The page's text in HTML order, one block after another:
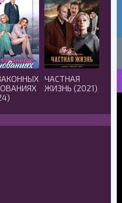
ЧАСТНАЯ
ЖИЗНЬ (2021)